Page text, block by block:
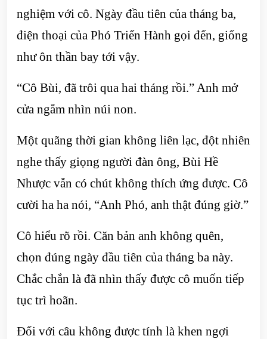
nghiệm với cô. Ngày đầu tiên của tháng ba,
điện thoại của Phó Triển Hành gọi đến, giống
như ôn thần bay tới vậy.
“Cô Bùi, đã trôi qua hai tháng rồi.” Anh mở
cửa ngắm nhìn núi non.
Một quãng thời gian không liên lạc, đột nhiên
nghe thấy giọng người đàn ông, Bùi Hề
Nhược vẫn có chút không thích ứng được. Cô
cười ha ha nói, “Anh Phó, anh thật đúng giờ.”
Cô hiểu rõ rồi. Căn bản anh không quên,
chọn đúng ngày đầu tiên của tháng ba này.
Chắc chắn là đã nhìn thấy được cô muốn tiếp
tục trì hoãn.
Đối với câu không được tính là khen ngợi